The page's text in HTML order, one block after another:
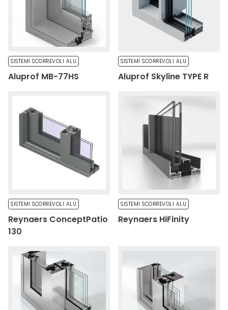
Accetta tutto
SISTEMI SCORREVOLI ALU
Aluprof MB-77HS
SISTEMI SCORREVOLI ALU
Aluprof Skyline TYPE R
SISTEMI SCORREVOLI ALU
Reynaers ConceptPatio
130
SISTEMI SCORREVOLI ALU
Reynaers HiFinity